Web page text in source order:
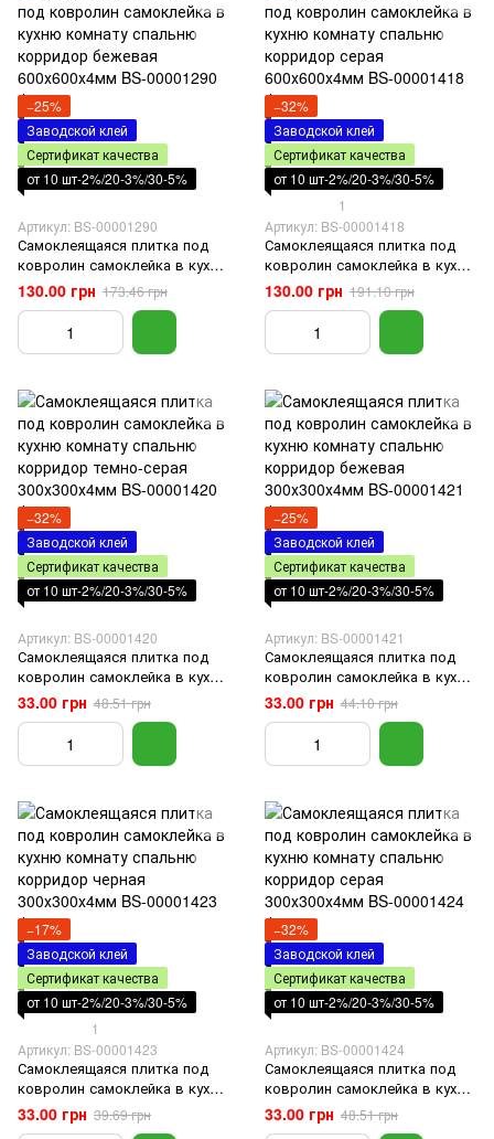
−25%
Заводской клей
Сертификат качества
от 10 шт-2%/20-3%/30-5%
Артикул: BS-00001290
Самоклеящаяся плитка под
ковролин самоклейка в кухню
комнату спальню корридор
бежевая 600х600х4мм
130.00 грн 173.46 грн
−32%
Заводской клей
Сертификат качества
от 10 шт-2%/20-3%/30-5%
1
Артикул: BS-00001418
Самоклеящаяся плитка под
ковролин самоклейка в кухню
комнату спальню корридор
серая 600х600х4мм
130.00 грн 191.10 грн
−32%
Заводской клей
Сертификат качества
от 10 шт-2%/20-3%/30-5%
Артикул: BS-00001420
Самоклеящаяся плитка под
ковролин самоклейка в кухню
комнату спальню корридор
темно-серая 300х300х4мм
33.00 грн 48.51 грн
−25%
Заводской клей
Сертификат качества
от 10 шт-2%/20-3%/30-5%
Артикул: BS-00001421
Самоклеящаяся плитка под
ковролин самоклейка в кухню
комнату спальню корридор
бежевая 300х300х4мм
33.00 грн 44.10 грн
−17%
Заводской клей
Сертификат качества
от 10 шт-2%/20-3%/30-5%
1
Артикул: BS-00001423
Самоклеящаяся плитка под
ковролин самоклейка в кухню
комнату спальню корридор
черная 300х300х4мм
33.00 грн 39.69 грн
−32%
Заводской клей
Сертификат качества
от 10 шт-2%/20-3%/30-5%
Артикул: BS-00001424
Самоклеящаяся плитка под
ковролин самоклейка в кухню
комнату спальню корридор
серая 300х300х4мм
33.00 грн 48.51 грн